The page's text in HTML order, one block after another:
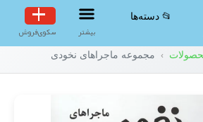
📂 دسته‌ها
بیشتر سکوی‌فروش
› مجموعه ماجراهای نخودی